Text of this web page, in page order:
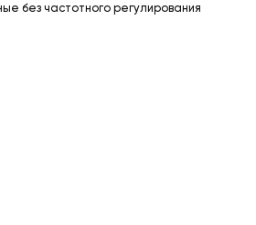
без частотного регулирования